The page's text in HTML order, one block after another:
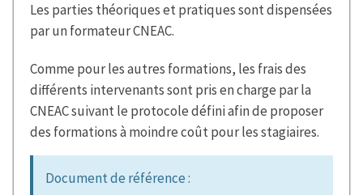
Les parties théoriques et pratiques sont dispensées
par un formateur CNEAC.
Comme pour les autres formations, les frais des
différents intervenants sont pris en charge par la
CNEAC suivant le protocole défini afin de proposer
des formations à moindre coût pour les stagiaires.
Document de référence :